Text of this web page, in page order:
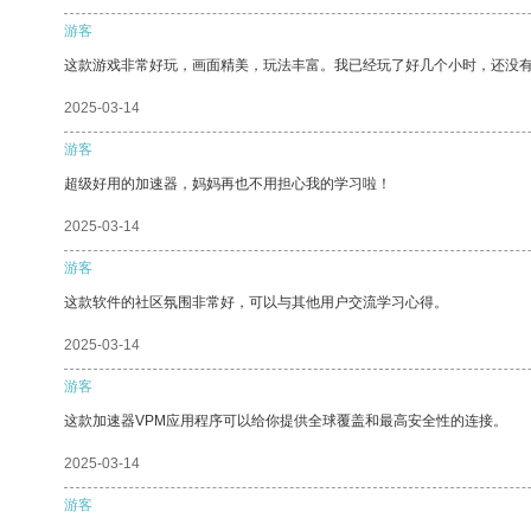
游客
这款游戏非常好玩，画面精美，玩法丰富。我已经玩了好几个小时，还没
2025-03-14
游客
超级好用的加速器，妈妈再也不用担心我的学习啦！
2025-03-14
游客
这款软件的社区氛围非常好，可以与其他用户交流学习心得。
2025-03-14
游客
这款加速器VPM应用程序可以给你提供全球覆盖和最高安全性的连接。
2025-03-14
游客